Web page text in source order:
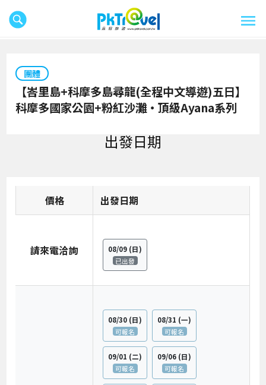
團體
【峇里島+科摩多島尋龍(全程中文導遊)五日】
科摩多國家公園+粉紅沙灘‧頂級Ayana系列
出發日期
價格 日期
請來電洽詢 08/09 (日)
已出發
08/30 (日)
可報名
08/31 (一)
可報名
09/01 (二)
可報名
09/06 (日)
可報名